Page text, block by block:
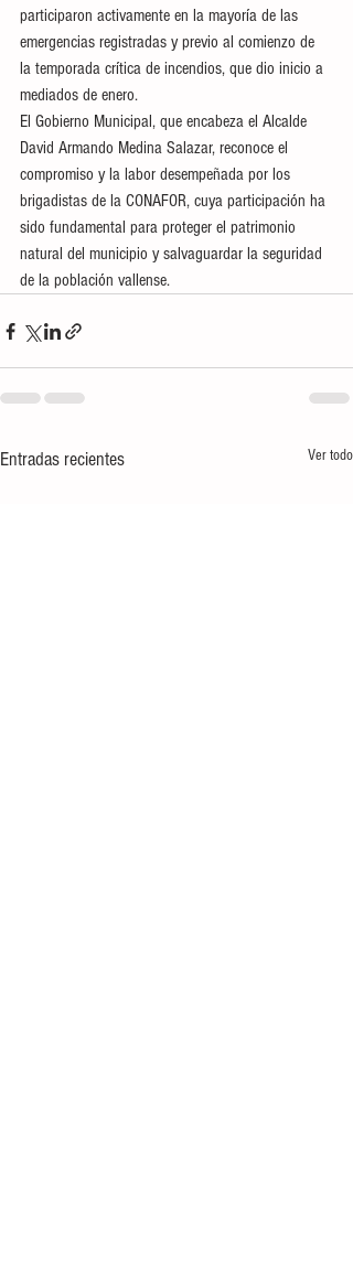
participaron activamente en la mayoría de las
emergencias registradas y previo al comienzo de
la temporada crítica de incendios, que dio inicio a
mediados de enero.
El Gobierno Municipal, que encabeza el Alcalde
David Armando Medina Salazar, reconoce el
compromiso y la labor desempeñada por los
brigadistas de la CONAFOR, cuya participación ha
sido fundamental para proteger el patrimonio
natural del municipio y salvaguardar la seguridad
de la población vallense.
Entradas recientes Ver todo